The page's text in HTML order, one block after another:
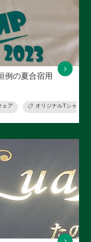
例の夏合宿用
ェア オリジナルTシャツ